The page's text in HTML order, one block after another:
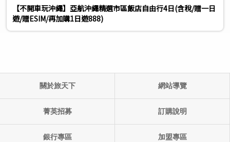
【不開車玩沖繩】亞航沖繩精選市區飯店自由行4日(含稅/贈一日
遊/贈ESIM/再加購1日遊888)
單團產品代碼:
出發日期: ()
關於旅天下 網站導覽
菁英招募 訂購說明
銀行專區 加盟專區